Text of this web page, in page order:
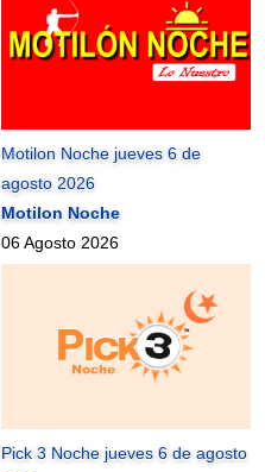
Motilon Noche jueves 6 de
agosto 2026
Motilon Noche
06 Agosto 2026
Pick 3 Noche jueves 6 de agosto